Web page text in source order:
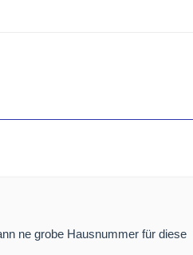
ne grobe Hausnummer für diese